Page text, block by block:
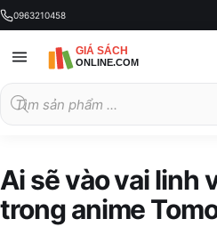
0963210458
kiếm
sản
Ai sẽ vào vai linh
trong anime